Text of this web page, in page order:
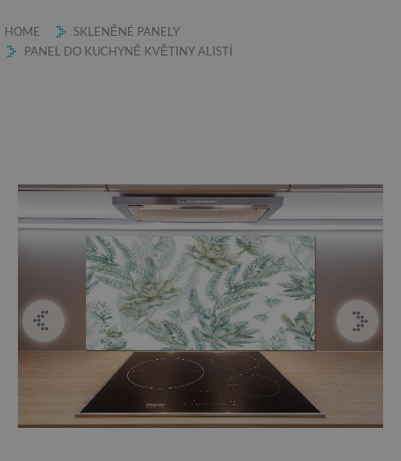
HOME
SKLENĚNÉ PANELY
PANEL DO KUCHYNĚ KVĚTINY ALISTÍ